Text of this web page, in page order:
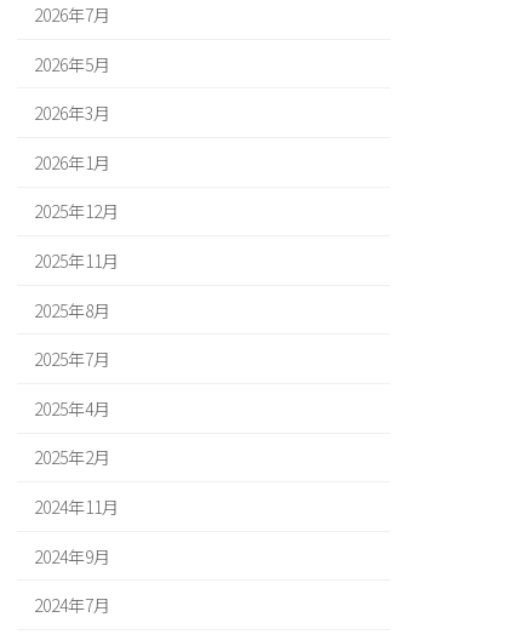
2026年7月
2026年5月
2026年3月
2026年1月
2025年12月
2025年11月
2025年8月
2025年7月
2025年4月
2025年2月
2024年11月
2024年9月
2024年7月